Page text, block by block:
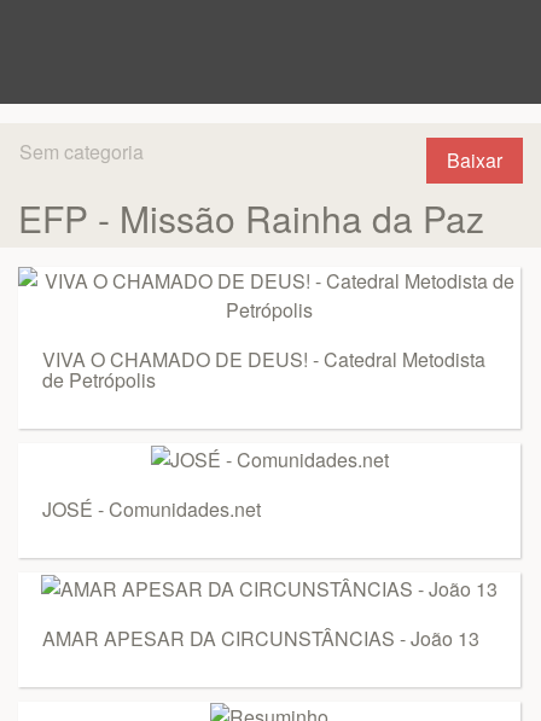
Baixar
Sem categoria
EFP - Missão Rainha da Paz
VIVA O CHAMADO DE DEUS! - Catedral Metodista
de Petrópolis
JOSÉ - Comunidades.net
AMAR APESAR DA CIRCUNSTÂNCIAS - João 13